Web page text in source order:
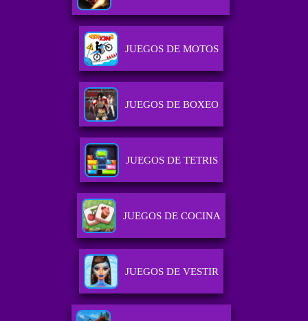
JUEGOS DE MOTOS
JUEGOS DE BOXEO
JUEGOS DE TETRIS
JUEGOS DE COCINA
JUEGOS DE VESTIR